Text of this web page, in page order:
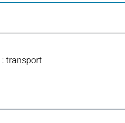
:transport